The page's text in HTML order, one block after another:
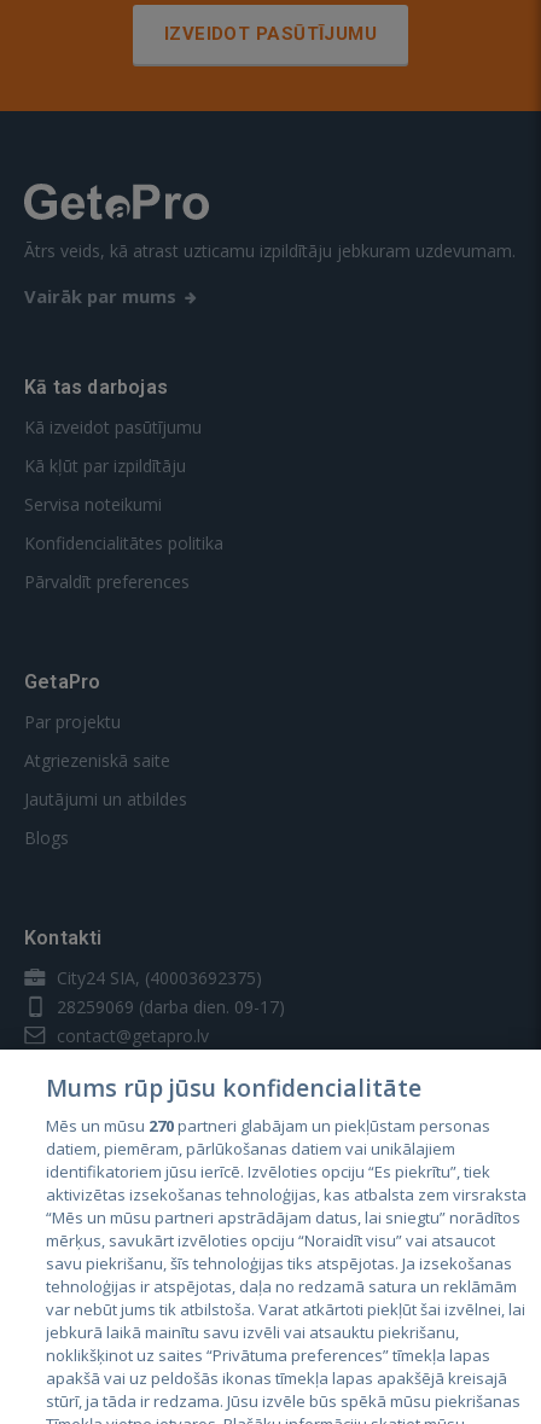
IZVEIDOT PASŪTĪJUMU
Ātrs veids, kā atrast uzticamu izpildītāju jebkuram uzdevumam.
Vairāk par mums
Kā tas darbojas
Kā izveidot pasūtījumu
Kā kļūt par izpildītāju
Servisa noteikumi
Konfidencialitātes politika
Pārvaldīt preferences
GetaPro
Par projektu
Atgriezeniskā saite
Jautājumi un atbildes
Blogs
Kontakti
City24 SIA, (40003692375)
28259069 (darba dien. 09-17)
contact@getapro.lv
Valstis
Igaunija
Latvija
Lietuva
Mums rūp jūsu konfidencialitāte
Mēs un mūsu 270partneri glabājam un piekļūstam personas
datiem, piemēram, pārlūkošanas datiem vai unikālajiem
identifikatoriem jūsu ierīcē. Izvēloties opciju “Es piekrītu”, tiek
aktivizētas izsekošanas tehnoloģijas, kas atbalsta zem virsraksta
“Mēs un mūsu partneri apstrādājam datus, lai sniegtu” norādītos
mērķus, savukārt izvēloties opciju “Noraidīt visu” vai atsaucot
savu piekrišanu, šīs tehnoloģijas tiks atspējotas. Ja izsekošanas
tehnoloģijas ir atspējotas, daļa no redzamā satura un reklāmām
var nebūt jums tik atbilstoša. Varat atkārtoti piekļūt šai izvēlnei, lai
jebkurā laikā mainītu savu izvēli vai atsauktu piekrišanu,
noklikšķinot uz saites “Privātuma preferences” tīmekļa lapas
apakšā vai uz peldošās ikonas tīmekļa lapas apakšējā kreisajā
stūrī, ja tāda ir redzama. Jūsu izvēle būs spēkā mūsu piekrišanas